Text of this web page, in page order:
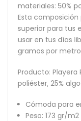
materiales: 50%
Esta
superior para tus
usar en tus días
gramos por
Producto: Playera
poliéster, 25%
Cómoda para
Peso: 173 gr/m2